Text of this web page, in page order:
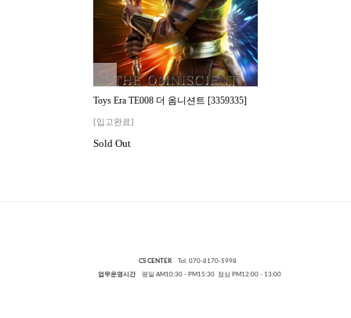
Toys Era TE008 더 옴니션트 [3359335]
[입고완료]
Sold Out
CS CENTER Tel. 070-8170-5998
업무운영시간평일 AM10:30 - PM15:30 점심 PM12:00 - 13:00